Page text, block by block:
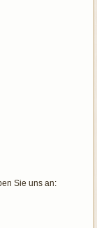
Sie uns an: